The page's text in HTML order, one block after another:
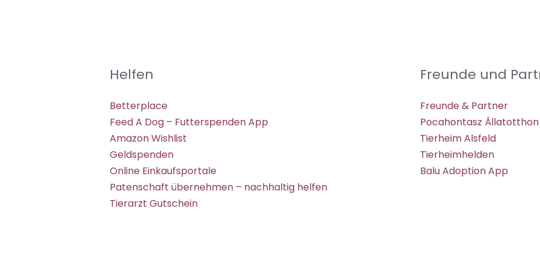
Helfen
Betterplace
Feed A Dog – Futterspenden App
Amazon Wishlist
Geldspenden
Online Einkaufsportale
Patenschaft übernehmen – nachhaltig helfen
Tierarzt Gutschein
Freunde und
Freunde & Partner
Pocahontasz Állatotthon
Tierheim Alsfeld
Tierheimhelden
Balu Adoption App